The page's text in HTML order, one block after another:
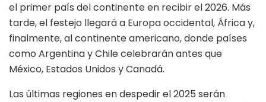
el primer país del continente en recibir el 2026. Más
tarde, el festejo llegará a Europa occidental, África y,
finalmente, al continente americano, donde países
como Argentina y Chile celebrarán antes que
México, Estados Unidos y Canadá.
Las últimas regiones en despedir el 2025 serán